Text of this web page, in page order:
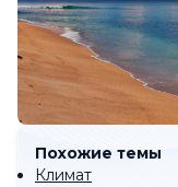
Похожие темы
Климат